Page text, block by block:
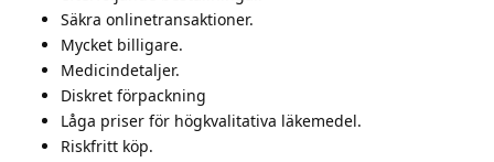
Säkra onlinetransaktioner.
Mycket billigare.
Medicindetaljer.
Diskret förpackning
Låga priser för högkvalitativa läkemedel.
Riskfritt köp.